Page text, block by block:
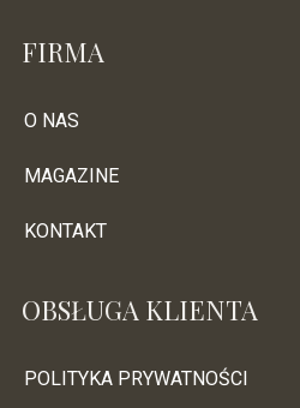
FIRMA
O NAS
MAGAZINE
KONTAKT
OBSŁUGA KLIENTA
POLITYKA PRYWATNOŚCI